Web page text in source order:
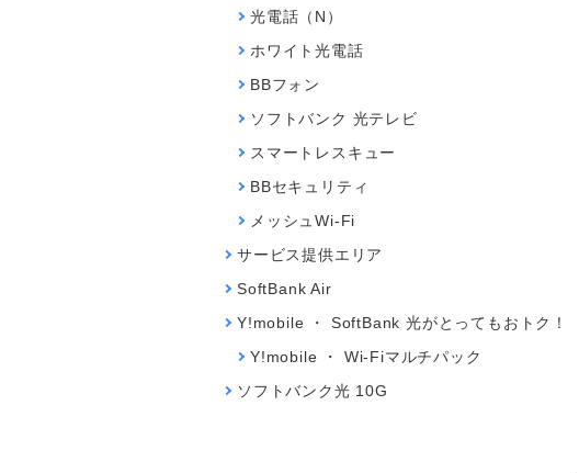
光電話（N）
ホワイト光電話
BBフォン
ソフトバンク 光テレビ
スマートレスキュー
BBセキュリティ
メッシュWi-Fi
サービス提供エリア
SoftBank Air
Y!mobile ・ SoftBank 光がとってもおトク！
Y!mobile ・ Wi-Fiマルチパック
ソフトバンク光 10G